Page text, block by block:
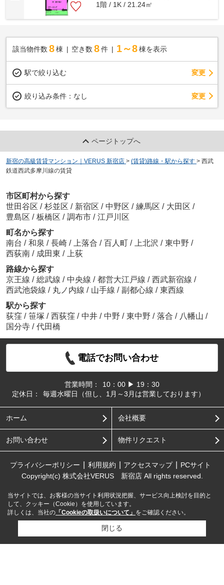
1階 / 1K / 21.24㎡
該当物件数 8棟 空き数 8 件 1～8 棟を表示
駅で絞り込む 変更
絞り込み条件： なし 変更
ページトップへ
新宿の高級賃貸マンション｜VERUS 新宿店 > (賃貸)路線・駅から探す > 西武
鉄道西武多摩川線の賃貸
市区町村から探す
世田谷区 / 杉並区 / 新宿区 / 中野区 / 練馬区 / 大田区 /
豊島区 / 板橋区 / 調布市 / 江戸川区
町名から探す
南台 / 和泉 / 長崎 / 上落合 / 百人町 / 上北沢 / 東中野 /
西荻南 / 成田東 /
上荻
路線から探す
京王線 / 総武線 / 中央線 / 都営大江戸線 / 西武新宿線 /
西武池袋線 / 丸ノ内線 / 山手線 / 副都心線 / 東西線
駅から探す
荻窪 / 笹塚 / 西荻窪 / 中井 / 中野 / 東中野 / 落合 / 八幡山 /
国分寺 / 代田橋
電話でお問い合わせ
営業時間：
10：00 ▶ 19：30
定休日：
毎週水曜日（但し、1月～3月は営業しております）
ホーム 会社概要
お問い合わせ 物件リクエスト
プライバシーポリシー 利用規約 アクセスマップ
PCサイト
Copyright(c) 株式会社VERUS 新宿店 All rights reserved.
当サイトでは、お客様の当サイト利用状況把握、サービス向上検討を目的と
して、クッキー（Cookie）を使用しています。
詳しくは、当社の 「Cookieの取扱いについて」 をご確認ください。
閉じる